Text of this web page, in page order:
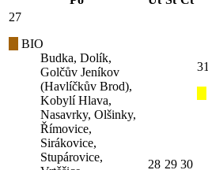
27
BIO
Budka, Dolík,
Golčův Jeníkov
(Havlíčkův Brod),
Kobylí Hlava,
Nasavrky, Olšinky,
Římovice,
Sirákovice,
Stupárovice,
28 29 30
31